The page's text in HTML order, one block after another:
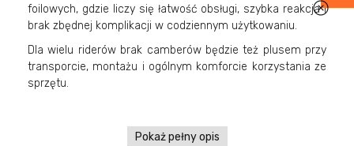
foilowych, gdzie liczy się łatwość obsługi, szybka reakcja i
brak zbędnej komplikacji w codziennym użytkowaniu.
Dla wielu riderów brak camberów będzie też plusem przy
transporcie, montażu i ogólnym komforcie korzystania ze
sprzętu.
Pokaż pełny opis